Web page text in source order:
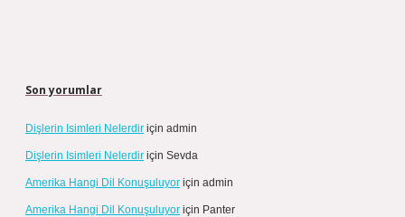
Son yorumlar
Dişlerin Isimleri Nelerdir için admin
Dişlerin Isimleri Nelerdir için Sevda
Amerika Hangi Dil Konuşuluyor için admin
Amerika Hangi Dil Konuşuluyor için Panter